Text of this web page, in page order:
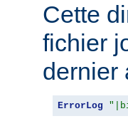
Cette
fichier
dernier
ErrorLog